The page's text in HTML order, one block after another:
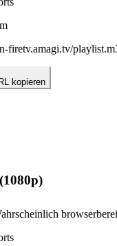
firetv.amagi.tv/
kopieren